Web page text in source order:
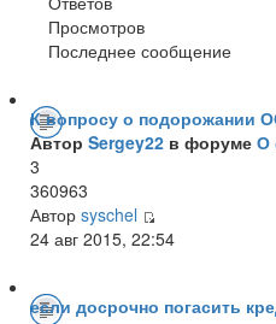
Просмотров
Последнее сообщение
К вопросу о подорожании
Автор Sergey22 в форуме О
3
360963
Автор syschel
24 авг 2015, 22:54
если досрочно погасить